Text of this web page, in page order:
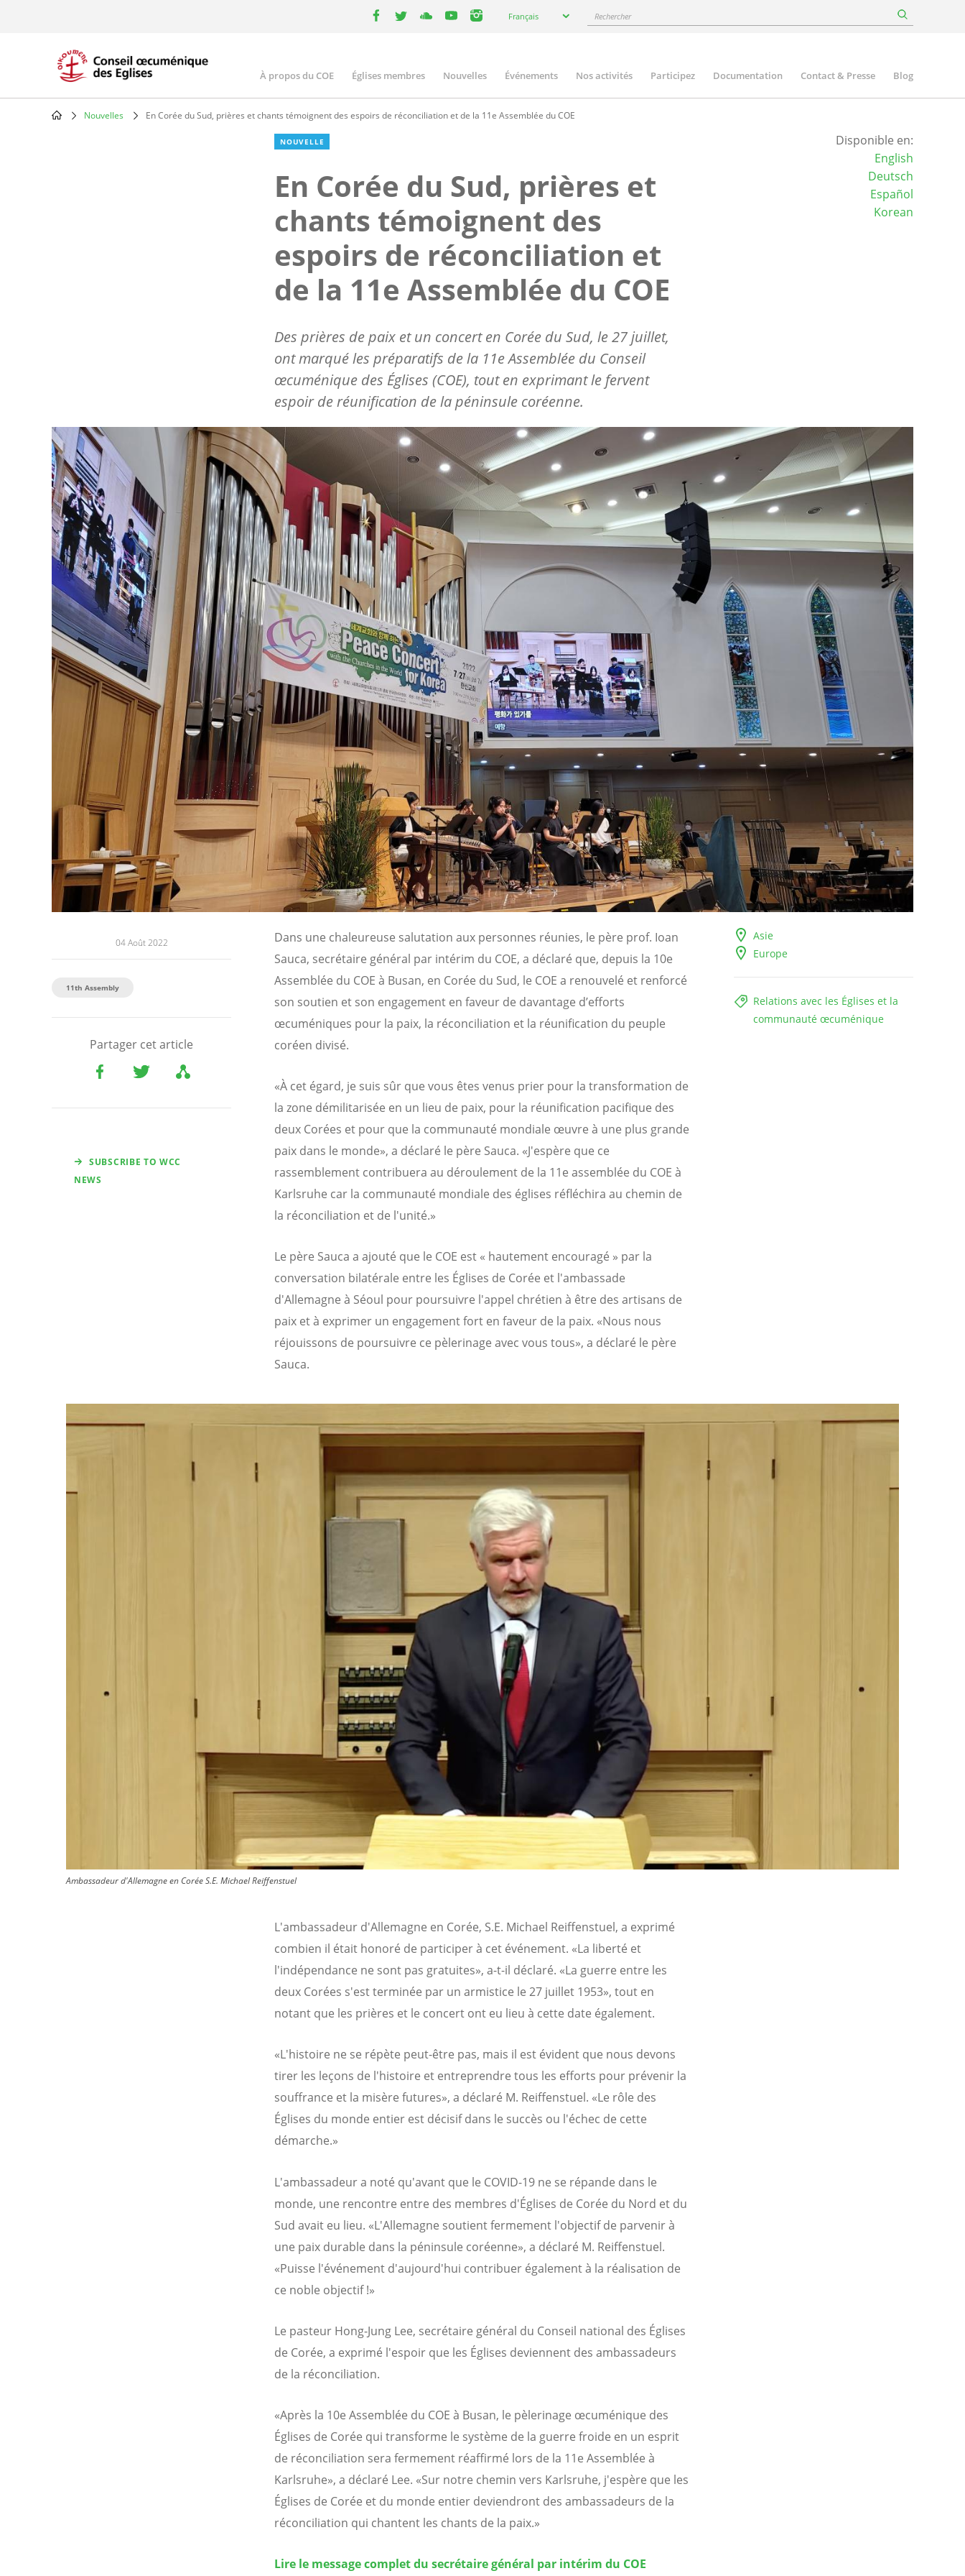
your
Français Rechercher
Main
navigation
À propos du COE Églises membres Nouvelles Événements Nos activités Participez Documentation Contact & Presse Blog
Nouvelles En Corée du Sud, prières et chants témoignent des espoirs de réconciliation et de la 11e Assemblée du COE
NOUVELLE
En Corée du Sud, prières et
chants témoignent des
espoirs de réconciliation et
de la 11e Assemblée du COE
Des prières de paix et un concert en Corée du Sud, le 27 juillet,
ont marqué les préparatifs de la 11e Assemblée du Conseil
œcuménique des Églises (COE), tout en exprimant le fervent
espoir de réunification de la péninsule coréenne.
Disponible en:
English
Deutsch
Español
Korean
Image
04 Août 2022
11th Assembly
Partager cet article
SUBSCRIBE TO WCC
NEWS
Asie
Europe
Relations avec les Églises et la
communauté œcuménique
Dans une chaleureuse salutation aux personnes réunies, le père prof. Ioan
Sauca, secrétaire général par intérim du COE, a déclaré que, depuis la 10e
Assemblée du COE à Busan, en Corée du Sud, le COE a renouvelé et renforcé
son soutien et son engagement en faveur de davantage d’efforts
œcuméniques pour la paix, la réconciliation et la réunification du peuple
coréen divisé.
«À cet égard, je suis sûr que vous êtes venus prier pour la transformation de
la zone démilitarisée en un lieu de paix, pour la réunification pacifique des
deux Corées et pour que la communauté mondiale œuvre à une plus grande
paix dans le monde», a déclaré le père Sauca. «J'espère que ce
rassemblement contribuera au déroulement de la 11e assemblée du COE à
Karlsruhe car la communauté mondiale des églises réfléchira au chemin de
la réconciliation et de l'unité.»
Le père Sauca a ajouté que le COE est « hautement encouragé » par la
conversation bilatérale entre les Églises de Corée et l'ambassade
d'Allemagne à Séoul pour poursuivre l'appel chrétien à être des artisans de
paix et à exprimer un engagement fort en faveur de la paix. «Nous nous
réjouissons de poursuivre ce pèlerinage avec vous tous», a déclaré le père
Sauca.
Ambassadeur d'Allemagne en Corée S.E. Michael Reiffenstuel
L'ambassadeur d'Allemagne en Corée, S.E. Michael Reiffenstuel, a exprimé
combien il était honoré de participer à cet événement. «La liberté et
l'indépendance ne sont pas gratuites», a-t-il déclaré. «La guerre entre les
deux Corées s'est terminée par un armistice le 27 juillet 1953», tout en
notant que les prières et le concert ont eu lieu à cette date également.
«L'histoire ne se répète peut-être pas, mais il est évident que nous devons
tirer les leçons de l'histoire et entreprendre tous les efforts pour prévenir la
souffrance et la misère futures», a déclaré M. Reiffenstuel. «Le rôle des
Églises du monde entier est décisif dans le succès ou l'échec de cette
démarche.»
L'ambassadeur a noté qu'avant que le COVID-19 ne se répande dans le
monde, une rencontre entre des membres d'Églises de Corée du Nord et du
Sud avait eu lieu. «L'Allemagne soutient fermement l'objectif de parvenir à
une paix durable dans la péninsule coréenne», a déclaré M. Reiffenstuel.
«Puisse l'événement d'aujourd'hui contribuer également à la réalisation de
ce noble objectif !»
Le pasteur Hong-Jung Lee, secrétaire général du Conseil national des Églises
de Corée, a exprimé l'espoir que les Églises deviennent des ambassadeurs
de la réconciliation.
«Après la 10e Assemblée du COE à Busan, le pèlerinage œcuménique des
Églises de Corée qui transforme le système de la guerre froide en un esprit
de réconciliation sera fermement réaffirmé lors de la 11e Assemblée à
Karlsruhe», a déclaré Lee. «Sur notre chemin vers Karlsruhe, j'espère que les
Églises de Corée et du monde entier deviendront des ambassadeurs de la
réconciliation qui chantent les chants de la paix.»
Lire le message complet du secrétaire général par intérim du COE